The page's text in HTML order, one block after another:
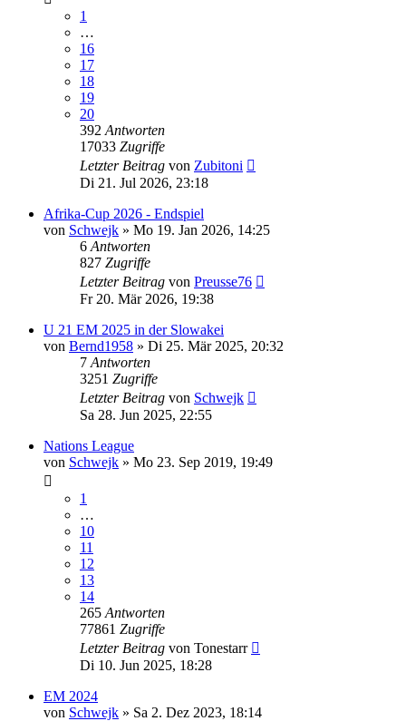
1
…
16
17
18
19
20
392 Antworten
17033 Zugriffe
Letzter Beitrag von Zubitoni
Di 21. Jul 2026, 23:18
Afrika-Cup 2026 - Endspiel
von Schwejk » Mo 19. Jan 2026, 14:25
6 Antworten
827 Zugriffe
Letzter Beitrag von Preusse76
Fr 20. Mär 2026, 19:38
U 21 EM 2025 in der Slowakei
von Bernd1958 » Di 25. Mär 2025, 20:32
7 Antworten
3251 Zugriffe
Letzter Beitrag von Schwejk
Sa 28. Jun 2025, 22:55
Nations League
von Schwejk » Mo 23. Sep 2019, 19:49
1
…
10
11
12
13
14
265 Antworten
77861 Zugriffe
Letzter Beitrag von Tonestarr
Di 10. Jun 2025, 18:28
EM 2024
von Schwejk » Sa 2. Dez 2023, 18:14